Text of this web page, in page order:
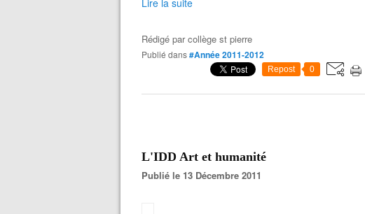
Lire la suite
Rédigé parcollège st pierre
Publié dans#Année 2011-2012
Repost 0
L'IDD Art et humanité
Publié le 13 Décembre 2011